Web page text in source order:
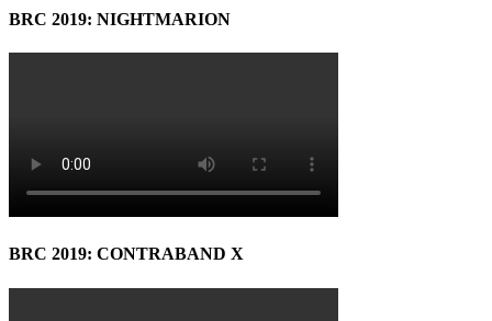
BRC 2019: NIGHTMARION
BRC 2019: CONTRABAND X